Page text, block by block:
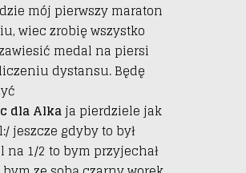
mój pierwszy maraton
wiec zrobię wszystko
medal na piersi
dystansu. Będę
dla Alkaja pierdziele jak
jeszcze gdyby to był
na 1/2 to bym przyjechał